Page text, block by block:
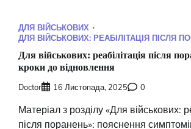
ДЛЯ ВІЙСЬКОВИХ
ДЛЯ ВІЙСЬКОВИХ: РЕАБІЛІТАЦІЯ ПІСЛЯ
Для військових: реабілітація після
кроки до відновлення
Doctor 16 Листопада, 2025 0
Матеріал з розділу «Для військових:
після поранень»: пояснення